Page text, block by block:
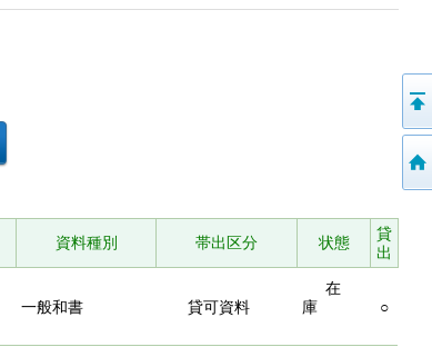
資料種別 帯出区分 状態
貸
出
一般和書 貸可資料
在
庫
○